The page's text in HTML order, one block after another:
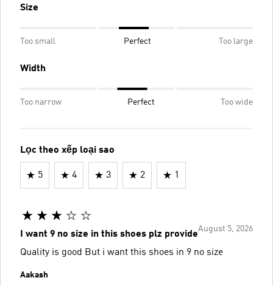
Size
Too small Perfect Too large
Width
Too narrow Perfect Too wide
Lọc theo xếp loại sao
5 4 3 2 1
August 5, 2026
I want 9 no size in this shoes plz provide
Quality is good But i want this shoes in 9 no size
Aakash